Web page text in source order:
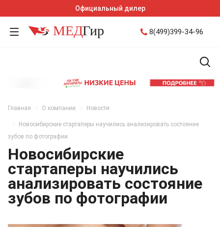
Официальный дилер
8(499)399-34-96
Главная О компании Новости
Новосибирские стартаперы научились анализировать состояние
зубов по фотографии
Новосибирские
стартаперы научились
анализировать состояние
зубов по фотографии